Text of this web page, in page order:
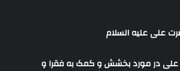
علی علیه السلام
علی در مورد بخشش و کمک به فقرا و